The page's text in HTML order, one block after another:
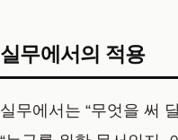
실무에서의 적용
실무에서는 “무엇을 써